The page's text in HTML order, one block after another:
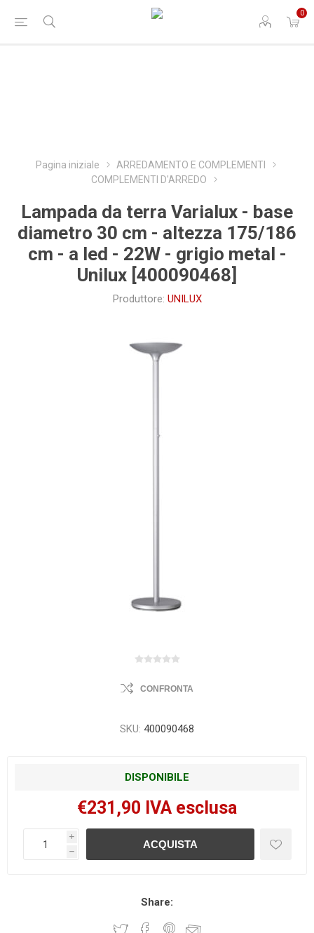
0
Pagina iniziale
ARREDAMENTO E COMPLEMENTI
COMPLEMENTI D'ARREDO
Lampada da terra Varialux - base
diametro 30 cm - altezza 175/186
cm - a led - 22W - grigio metal -
Unilux [400090468]
Produttore: UNILUX
CONFRONTA
SKU: 400090468
DISPONIBILE
€231,90 IVA esclusa
i
h
Share: